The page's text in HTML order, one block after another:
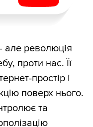
але революція
проти нас. Її
простір і
поверх нього.
та